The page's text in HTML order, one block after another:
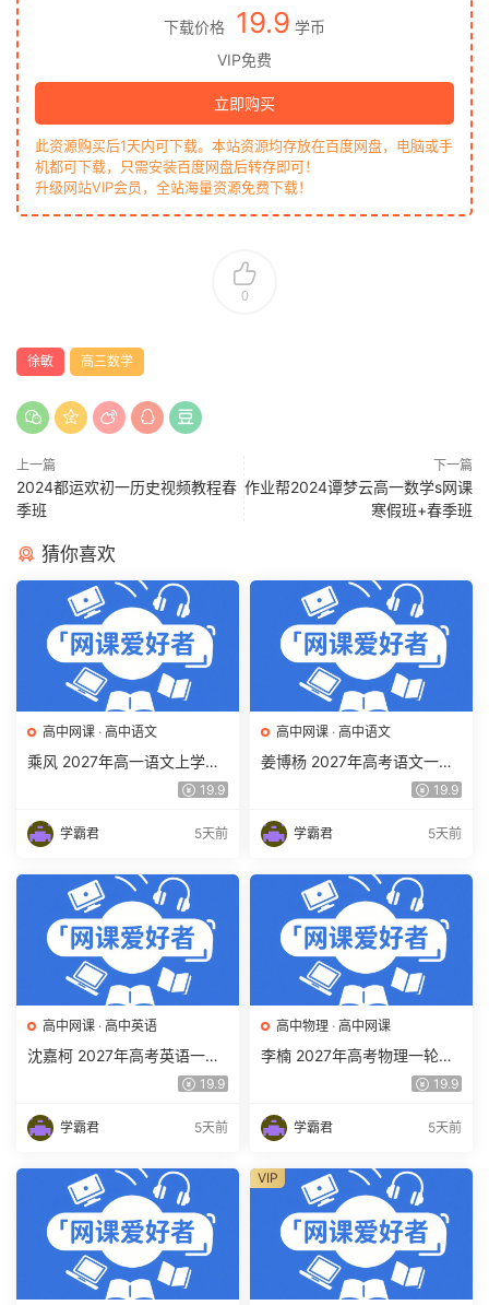
下载价格 19.9 学币
VIP免费
立即购买
此资源购买后1天内可下载。本站资源均存放在百度网盘，电脑或手
机都可下载，只需安装百度网盘后转存即可！
升级网站VIP会员，全站海量资源免费下载！
0
徐敏 高三数学
上一篇
2024都运欢初一历史视频教程春
季班
下一篇
作业帮2024谭梦云高一数学s网课
寒假班+春季班
猜你喜欢
高中网课 · 高中语文
乘风 2027年高一语文上学期
网课教程 高一语文 暑假班视
19.9
学霸君 5天前
高中网课 · 高中语文
姜博杨 2027年高考语文一轮
复习网课教程 高三语文 上学
下载
19.9
学霸君 5天前
高中网课 · 高中英语
沈嘉柯 2027年高考英语一轮
复习网课教程 高三英语 上学
下载
19.9
学霸君 5天前
高中物理 · 高中网课
李楠 2027年高考物理一轮复
习网课教程 高三物理 上学期
载
19.9
学霸君 5天前
VIP